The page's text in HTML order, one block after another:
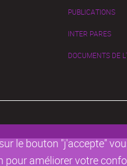
le bouton "j'accepte"
pour améliorer votre
PUBLICATIONS
INTER PARES
DOCUMENTS DE